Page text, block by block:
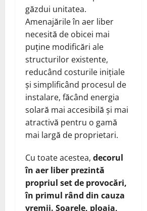
găzdui unitatea.
Amenajările în aer liber
necesită de obicei mai
puține modificări ale
structurilor existente,
reducând costurile inițiale
și simplificând procesul de
instalare, făcând energia
solară mai accesibilă și mai
atractivă pentru o gamă
mai largă de proprietari.
Cu toate acestea, decorul
în aer liber prezintă
propriul set de provocări,
în primul rând din cauza
vremii. Soarele, ploaia,